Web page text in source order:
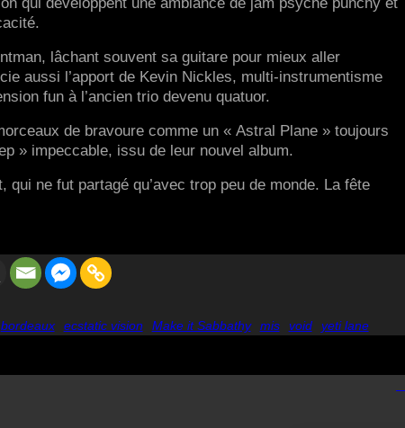
lâchant souvent sa guitare pour mieux aller
aussi l’apport de Kevin Nickles, multi-instrumentisme
fun à l’ancien trio devenu quatuor.
de bravoure comme un « Astral Plane » toujours
» impeccable, issu de leur nouvel album.
ne fut partagé qu’avec trop peu de monde. La fête
bordeaux ecstatic vision Make it Sabbathy mis void yeti lane